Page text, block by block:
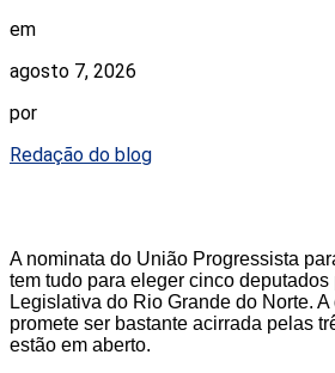
em
agosto 7, 2026
por
Redação do blog
A nominata do União Progressista
tem tudo para eleger cinco
Legislativa do Rio Grande do Norte. A
promete ser bastante acirrada pelas
estão em aberto.